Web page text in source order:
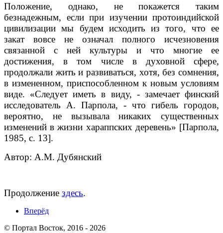
Положение, однако, не покажется таким
безнадежным, если при изучении протоиндийской
цивилизации мы будем исходить из того, что ее
закат вовсе не означал полного исчезновения
связанной с ней культуры и что многие ее
достижения, в том числе в духовной сфере,
продолжали жить и развиваться, хотя, без сомнения,
в измененном, приспособленном к новым условиям
виде. «Следует иметь в виду, - замечает финский
исследователь А. Парпола, - что гибель городов,
вероятно, не вызывала никаких существенных
изменений в жизни хараппских деревень» [Парпола,
1985, с. 13].
Автор: А.М. Дубянский
Продолжение здесь.
Вперёд
© Портал Восток, 2016 - 2026